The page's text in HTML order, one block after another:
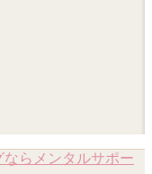
らメンタルサポー